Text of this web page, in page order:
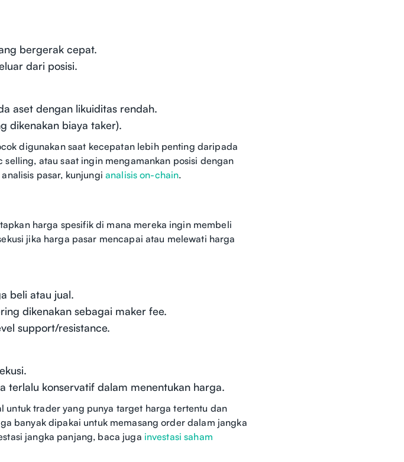
bergerak cepat.
dari posisi.
aset dengan likuiditas rendah.
dikenakan biaya taker).
digunakan saat kecepatan lebih penting daripada
atau saat ingin mengamankan posisi dengan
pasar, kunjungi analisis on-chain.
harga spesifik di mana mereka ingin membeli
jika harga pasar mencapai atau melewati harga
beli atau jual.
dikenakan sebagai maker fee.
support/resistance.
terlalu konservatif dalam menentukan harga.
untuk trader yang punya target harga tertentu dan
banyak dipakai untuk memasang order dalam jangka
jangka panjang, baca juga investasi saham